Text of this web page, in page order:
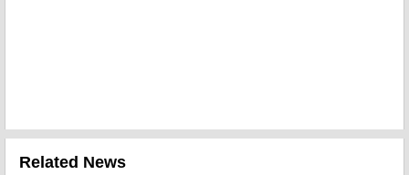
Related News